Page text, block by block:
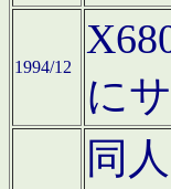
1994/12
に
同